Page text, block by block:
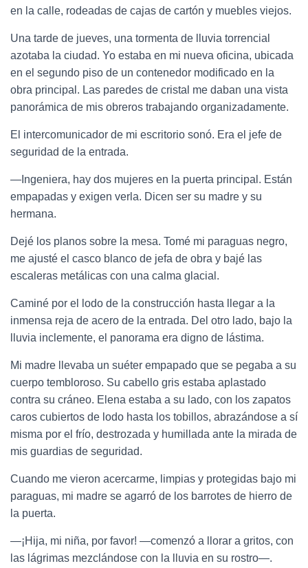
en la calle, rodeadas de cajas de cartón y muebles viejos.
Una tarde de jueves, una tormenta de lluvia torrencial
azotaba la ciudad. Yo estaba en mi nueva oficina, ubicada
en el segundo piso de un contenedor modificado en la
obra principal. Las paredes de cristal me daban una vista
panorámica de mis obreros trabajando organizadamente.
El intercomunicador de mi escritorio sonó. Era el jefe de
seguridad de la entrada.
—Ingeniera, hay dos mujeres en la puerta principal. Están
empapadas y exigen verla. Dicen ser su madre y su
hermana.
Dejé los planos sobre la mesa. Tomé mi paraguas negro,
me ajusté el casco blanco de jefa de obra y bajé las
escaleras metálicas con una calma glacial.
Caminé por el lodo de la construcción hasta llegar a la
inmensa reja de acero de la entrada. Del otro lado, bajo la
lluvia inclemente, el panorama era digno de lástima.
Mi madre llevaba un suéter empapado que se pegaba a su
cuerpo tembloroso. Su cabello gris estaba aplastado
contra su cráneo. Elena estaba a su lado, con los zapatos
caros cubiertos de lodo hasta los tobillos, abrazándose a sí
misma por el frío, destrozada y humillada ante la mirada de
mis guardias de seguridad.
Cuando me vieron acercarme, limpias y protegidas bajo mi
paraguas, mi madre se agarró de los barrotes de hierro de
la puerta.
—¡Hija, mi niña, por favor! —comenzó a llorar a gritos, con
las lágrimas mezclándose con la lluvia en su rostro—.